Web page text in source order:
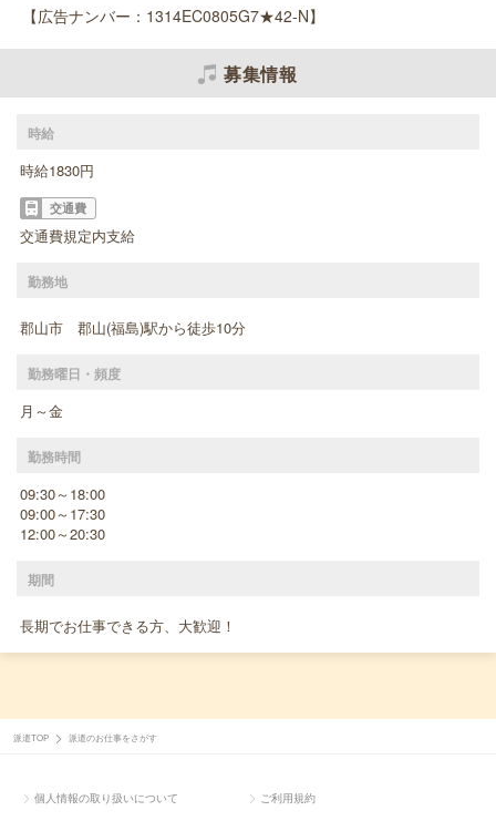
【広告ナンバー：1314EC0805G7★42-N】
募集情報
時給
時給1830円
交通費
交通費規定内支給
勤務地
郡山市 郡山(福島)駅から徒歩10分
勤務曜日・頻度
月～金
勤務時間
09:30～18:00
09:00～17:30
12:00～20:30
期間
長期でお仕事できる方、大歓迎！
派遣TOP 派遣のお仕事をさがす
個人情報の取り扱いについて ご利用規約